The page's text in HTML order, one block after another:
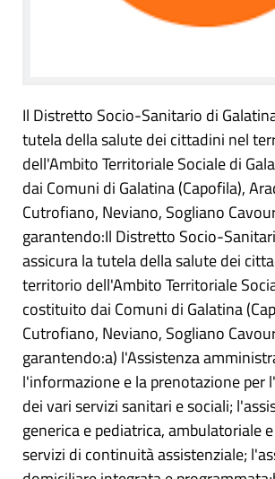
Il Distretto Socio-Sanitario di
tutela della salute dei cittadini nel
dell'Ambito Territoriale Sociale di
dai Comuni di Galatina (Capofila),
Cutrofiano, Neviano, Sogliano
garantendo:Il Distretto Socio-
assicura la tutela della salute dei
territorio dell'Ambito Territoriale
costituito dai Comuni di Galatina
Cutrofiano, Neviano, Sogliano
garantendo:a) l'Assistenza
l'informazione e la prenotazione per
dei vari servizi sanitari e sociali;
generica e pediatrica, ambulatoriale
servizi di continuità assistenziale;